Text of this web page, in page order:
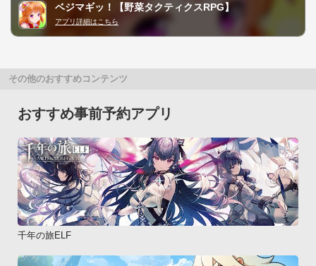
ベジマギッ！【野菜タクティクスRPG】
アプリ詳細はこちら
その他のおすすめコンテンツ
おすすめ事前予約アプリ
千年の旅ELF